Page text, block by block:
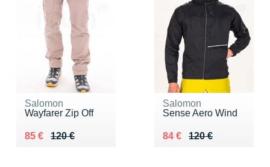
Salomon
Wayfarer Zip Off
120 €
Au lieu de 120 €
85 €
Vendu 85 €
Salomon
Sense Aero Wind
120 €
Au lieu de 120 €
84 €
Vendu 84 €